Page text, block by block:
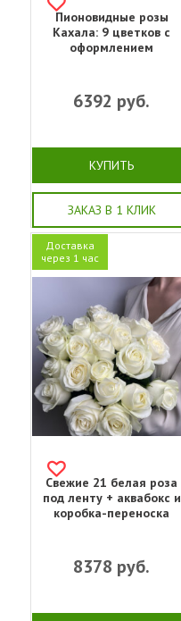
Пионовидные розы
Кахала: 9 цветков с
оформлением
6392 руб.
КУПИТЬ
ЗАКАЗ В 1 КЛИК
Доставка
через 1 час
Свежие 21 белая роза
под ленту + аквабокс и
коробка-переноска
8378 руб.